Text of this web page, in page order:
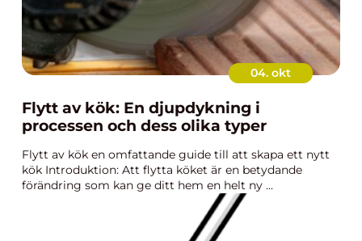
04. okt
Flytt av kök: En djupdykning i
processen och dess olika typer
Flytt av kök en omfattande guide till att skapa ett nytt
kök Introduktion: Att flytta köket är en betydande
förändring som kan ge ditt hem en helt ny ...